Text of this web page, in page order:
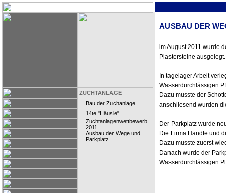
ZUCHTANLAGE
Bau der Zuchanlage
14te "Häusle"
Zuchtanlagenwettbewerb
2011
Ausbau der Wege und
Parkplatz
AUSBAU DER
im August 2011 wurde
Plastersteine ausgelegt.
In tagelager Arbeit
Wasserdurchlässigen
Dazu musste der
anschliesend wurden
Der Parkplatz wurde
Die Firma Handte und
Dazu musste zuerst
Danach wurde der
Wasserdurchlässigen